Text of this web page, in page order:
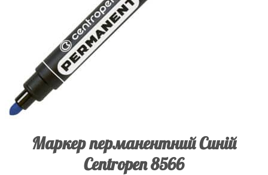
Маркер перманентний Синій
Centropen 8566